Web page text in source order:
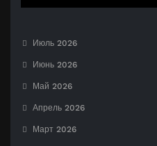
Июль 2026
Июнь 2026
Май 2026
Апрель 2026
Март 2026